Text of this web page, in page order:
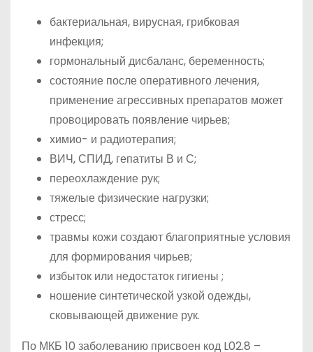
бактериальная, вирусная, грибковая
инфекция;
гормональный дисбаланс, беременность;
состояние после оперативного лечения,
применение агрессивных препаратов может
провоцировать появление чирьев;
химио- и радиотерапия;
ВИЧ, СПИД, гепатиты В и С;
переохлаждение рук;
тяжелые физические нагрузки;
стресс;
травмы кожи создают благоприятные условия
для формирования чирьев;
избыток или недостаток гигиены ;
ношение синтетической узкой одежды,
сковывающей движение рук.
По МКБ 10 заболеванию присвоен код L02.8 –